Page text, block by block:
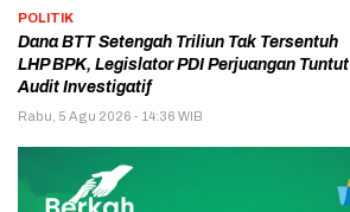
POLITIK
Dana BTT Setengah Triliun Tak Tersentuh
LHP BPK, Legislator PDI Perjuangan Tuntut
Audit Investigatif
Rabu, 5 Agu 2026 - 14:36 WIB